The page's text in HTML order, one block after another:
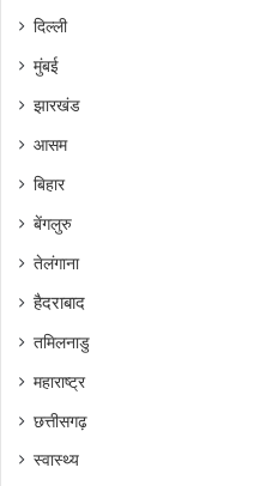
दिल्ली
मुंबई
झारखंड
आसम
बिहार
बेंगलुरु
तेलंगाना
हैदराबाद
तमिलनाडु
महाराष्ट्र
छत्तीसगढ़
स्वास्थ्य